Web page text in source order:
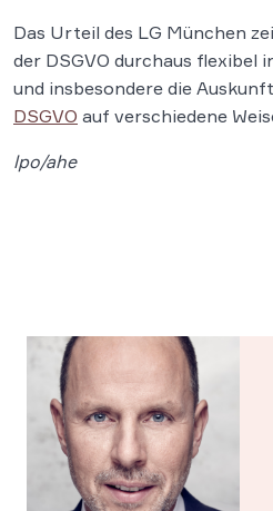
Das Urteil des LG München
der DSGVO durchaus flexibel
und insbesondere die
DSGVO auf verschiedene
lpo/ahe